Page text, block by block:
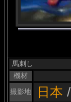
馬刺し
機材
撮影地
日本 /